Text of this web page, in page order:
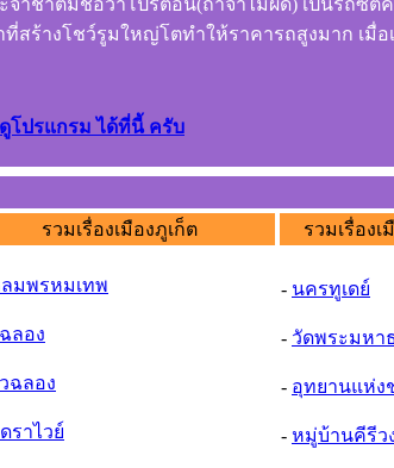
ำชาติมีชื่อว่าโปรตอน(ถ้าจำไม่ผิด) เป็นรถซิตี้
ร้างโชว์รูมใหญ่โตทำให้ราคารถสูงมาก เมื่อ
โปรแกรม ได้ที่นี้ ครับ
รวมเรื่องเมืองภูเก็ต รวมเรื่อง
มพรหมเทพ
ลอง
ฉลอง
ราไวย์
- นครทูเดย์
- วัดพระมหา
- อุทยานแห่ง
- หมู่บ้านคีรีว